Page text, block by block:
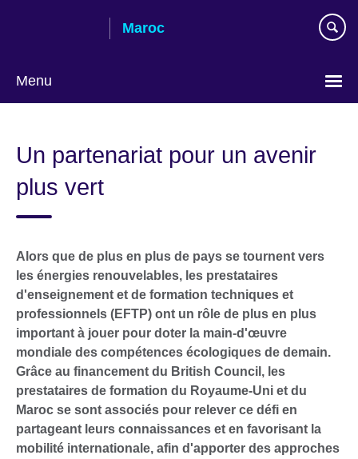
Maroc
Menu
langue
Un partenariat pour un avenir
plus vert
Alors que de plus en plus de pays se tournent vers
les énergies renouvelables, les prestataires
d'enseignement et de formation techniques et
professionnels (EFTP) ont un rôle de plus en plus
important à jouer pour doter la main-d'œuvre
mondiale des compétences écologiques de demain.
Grâce au financement du British Council, les
prestataires de formation du Royaume-Uni et du
Maroc se sont associés pour relever ce défi en
partageant leurs connaissances et en favorisant la
mobilité internationale, afin d'apporter des approches